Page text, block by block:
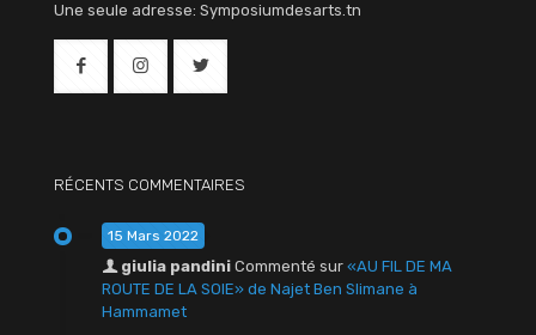
Une seule adresse: Symposiumdesarts.tn
RÉCENTS COMMENTAIRES
15 Mars 2022
giulia pandini Commenté sur «AU FIL DE MA
ROUTE DE LA SOIE» de Najet Ben Slimane à
Hammamet